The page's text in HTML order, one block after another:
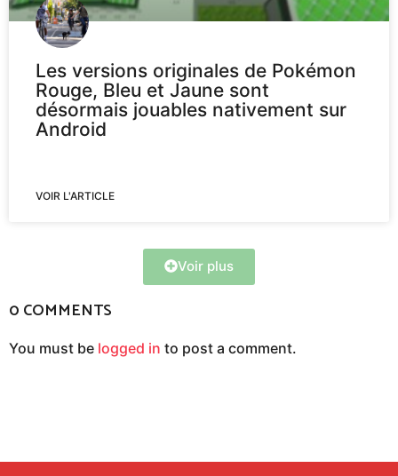
Les versions originales de Pokémon
Rouge, Bleu et Jaune sont
désormais jouables nativement sur
Android
VOIR L'ARTICLE
Voir plus
0 COMMENTS
You must be logged in to post a comment.